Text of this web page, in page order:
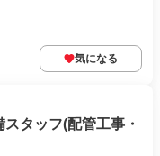
気になる
タッフ(配管工事・